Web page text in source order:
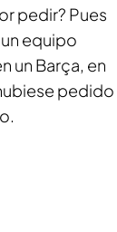
pedir? Pues
equipo
un Barça, en
pedido